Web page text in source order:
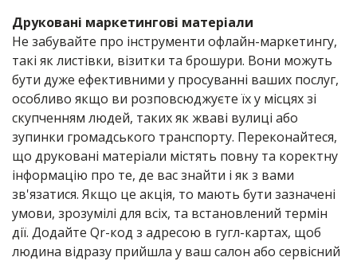
Друковані маркетингові матеріали
Не забувайте про інструменти офлайн-маркетингу,
такі як листівки, візитки та брошури. Вони можуть
бути дуже ефективними у просуванні ваших послуг,
особливо якщо ви розповсюджуєте їх у місцях зі
скупченням людей, таких як жваві вулиці або
зупинки громадського транспорту. Переконайтеся,
що друковані матеріали містять повну та коректну
інформацію про те, де вас знайти і як з вами
зв'язатися. Якщо це акція, то мають бути зазначені
умови, зрозумілі для всіх, та встановлений термін
дії. Додайте Qr-код з адресою в гугл-картах, щоб
людина відразу прийшла у ваш салон або сервісний